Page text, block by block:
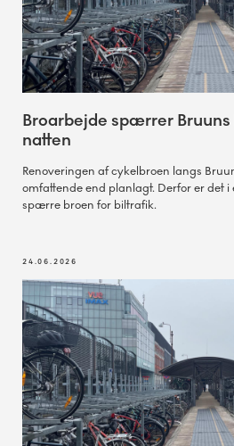
Broarbejde spærrer Bruuns
natten
Renoveringen af cykelbroen langs
omfattende end planlagt. Derfor er det
spærre broen for biltrafik.
24.06.2026